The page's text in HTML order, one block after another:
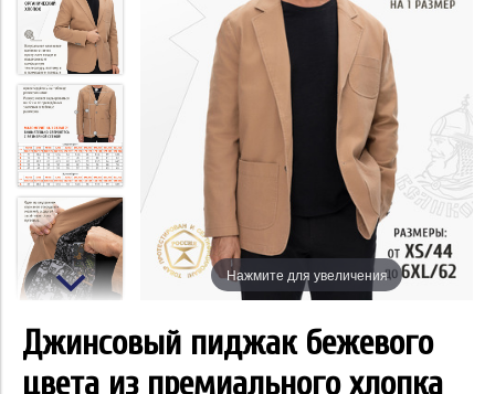
Нажмите для увеличения
Джинсовый пиджак бежевого
цвета из премиального хлопка